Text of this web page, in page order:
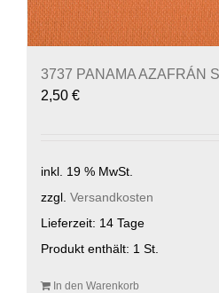
3737 PANAMA AZAFRÁN
2,50 €
inkl. 19 % MwSt.
zzgl. Versandkosten
Lieferzeit: 14 Tage
Produkt enthält: 1 St.
In den Warenkorb